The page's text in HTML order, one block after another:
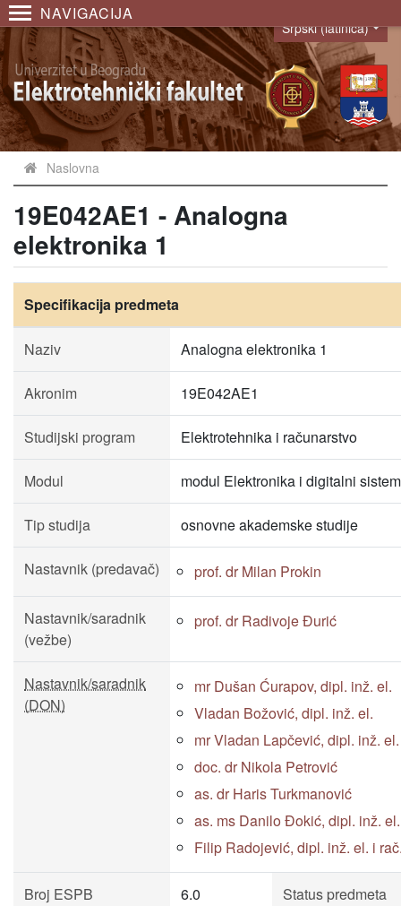
NAVIGACIJA
Language
Srpski (latinica)
Naslovna
19E042AE1 - Analogna
elektronika 1
Specifikacija predmeta
Naziv Analogna elektronika 1
Akronim 19E042AE1
Studijski program Elektrotehnika i računarstvo
Modul modul Elektronika i digitalni
Tip studija osnovne akademske studije
Nastavnik (predavač) prof. dr Milan Prokin
Nastavnik/saradnik
(vežbe)
prof. dr Radivoje Đurić
Nastavnik/saradnik
(DON)
mr Dušan Ćurapov, dipl. inž. el.
Vladan Božović, dipl. inž. el.
mr Vladan Lapčević, dipl. inž. el.
doc. dr Nikola Petrović
as. dr Haris Turkmanović
as. ms Danilo Đokić, dipl. inž.
Filip Radojević, dipl. inž. el. i
Broj ESPB 6.0 Status predmeta